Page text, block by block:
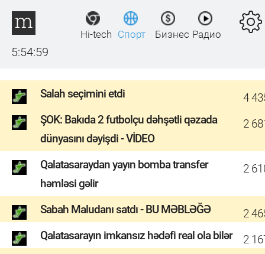
5:54:59
Hi-tech Спорт Бизнес Радио
Salah seçimini etdi
4
ŞOK: Bakıda 2 futbolçu dəhşətli qəzada
dünyasını dəyişdi - VİDEO
2
Qalatasaraydan yayın bomba transfer
həmləsi gəlir
2
Sabah Maludanı satdı - BU MƏBLƏĞƏ
2
Qalatasarayın imkansız hədəfi real ola bilər
2